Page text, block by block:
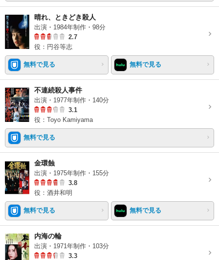
晴れ、ときどき殺人
出演・1984年制作・98分
2.7
役：円谷等志
無料で見る 無料で見る
不連続殺人事件
出演・1977年制作・140分
3.1
役：Toyo Kamiyama
無料で見る
金環蝕
出演・1975年制作・155分
3.8
役：酒井和明
無料で見る 無料で見る
内海の輪
出演・1971年制作・103分
3.3